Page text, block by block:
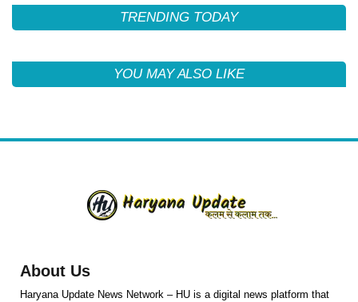
TRENDING TODAY
YOU MAY ALSO LIKE
About Us
Haryana Update News Network – HU is a digital news platform that